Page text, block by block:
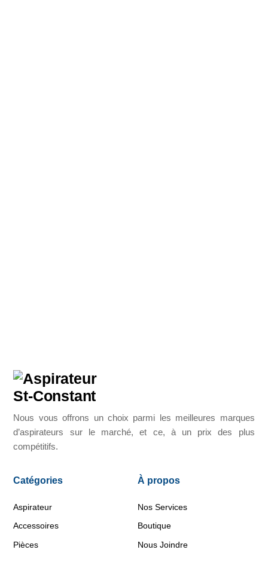
Nous vous offrons un choix parmi les meilleures marques
d’aspirateurs sur le marché, et ce, à un prix des plus
compétitifs.
Catégories
Aspirateur
Accessoires
Pièces
À propos
Nos Services
Boutique
Nous Joindre